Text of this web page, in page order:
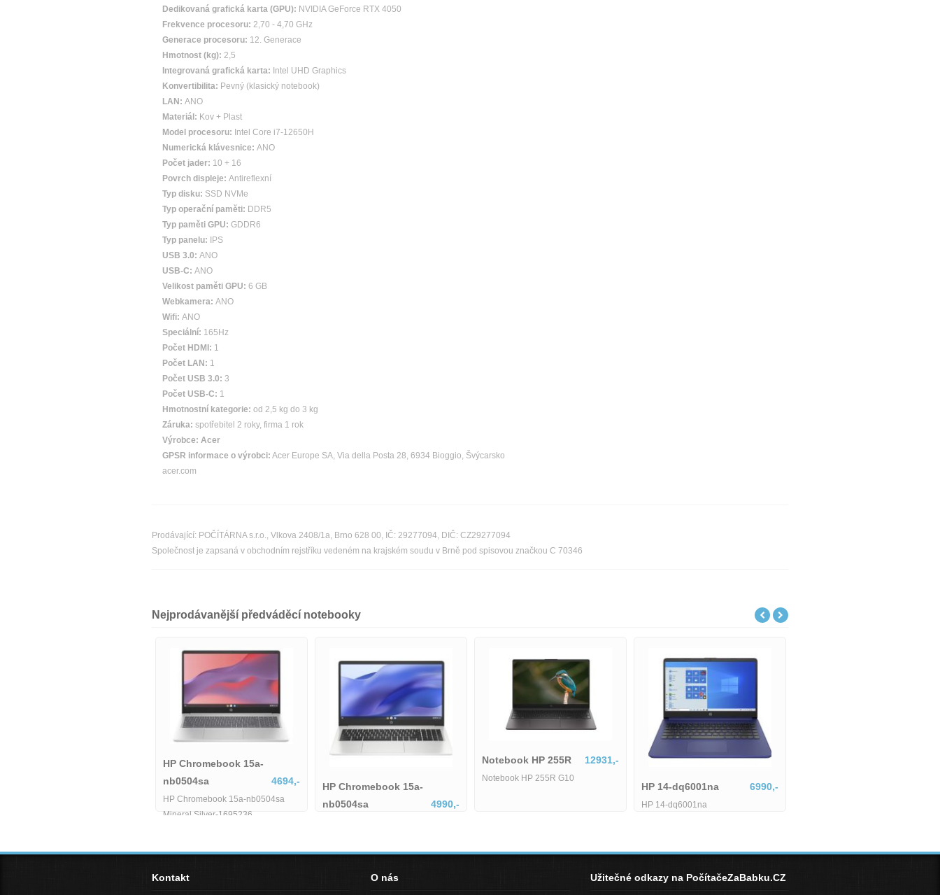
Dedikovaná grafická karta (GPU): NVIDIA GeForce RTX 4050
Frekvence procesoru: 2,70 - 4,70 GHz
Generace procesoru: 12. Generace
Hmotnost (kg): 2,5
Integrovaná grafická karta: Intel UHD Graphics
Konvertibilita: Pevný (klasický notebook)
LAN: ANO
Materiál: Kov + Plast
Model procesoru: Intel Core i7-12650H
Numerická klávesnice: ANO
Počet jader: 10 + 16
Povrch displeje: Antireflexní
Typ disku: SSD NVMe
Typ operační paměti: DDR5
Typ paměti GPU: GDDR6
Typ panelu:
IPS
USB 3.0: ANO
USB-C: ANO
Velikost paměti GPU: 6 GB
Webkamera: ANO
Wifi: ANO
Speciální: 165Hz
Počet HDMI: 1
Počet LAN: 1
Počet USB 3.0: 3
Počet USB-C: 1
Hmotnostní kategorie: od 2,5 kg do 3 kg
Záruka: spotřebitel 2 roky, firma 1 rok
Výrobce: Acer
GPSR informace o výrobci: Acer Europe SA, Via della Posta 28, 6934 Bioggio, Švýcarsko
acer.com
Prodávající: POČÍTÁRNA s.r.o., Vlkova 2408/1a, Brno 628 00, IČ: 29277094, DIČ: CZ29277094
Společnost je zapsaná v obchodním rejstříku vedeném na krajském soudu v Brně pod spisovou značkou C 70346
Nejprodávanější předváděcí notebooky
HP Chromebook 15a-
4694,-
HP Chromebook 15a-nb0504sa
Mineral Silver-1695236
HP Chromebook 15a-
nb0504sa
4990,-
Notebook HP 255R 12931,-
Notebook HP 255R G10
6990,-
Lenovo IdeaPad Slim
1745514
Kontakt O nás Užitečné odkazy na PočítačeZaBabku.CZ